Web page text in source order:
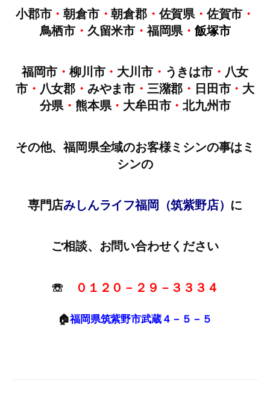
小郡市・朝倉市・朝倉郡・佐賀県 ・佐賀市 ・
鳥栖市・ 久留米市・福岡県 ・飯塚市
福岡市 ・柳川市・ 大川市・ うきは市・ 八女
市・ 八女郡・ みやま市・ 三潴郡 ・ 日田市・ 大
分県・ 熊本県・ 大牟田市・北九州市
その他、福岡県全域のお客様ミシンの事はミ
シンの
専門店みしんライフ福岡（筑紫野店） に
ご相談、お問い合わせください
☏ ０１２０－２９－３３３４
🏠福岡県筑紫野市武蔵４－５－５